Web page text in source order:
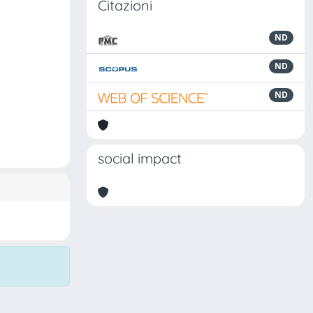
Citazioni
ND
ND
ND
social impact